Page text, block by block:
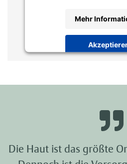
Mehr
Die Haut ist das größte